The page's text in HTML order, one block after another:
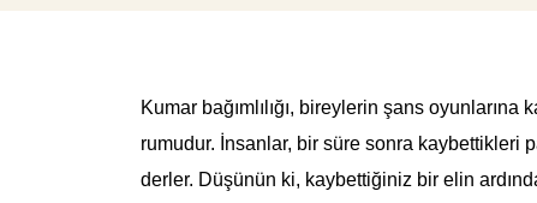
Kumar bağımlılığı, bireylerin şans oyunlarına
rumudur. İnsanlar, bir süre sonra kaybettikleri
derler. Düşünün ki, kaybettiğiniz bir elin